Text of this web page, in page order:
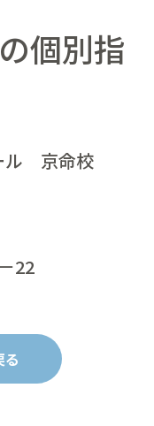
の個別指
ル 京命校
22
る